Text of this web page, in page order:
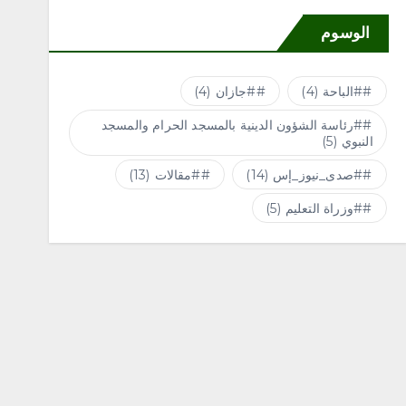
الوسوم
#الباحة (4) #جازان (4)
#رئاسة الشؤون الدينية بالمسجد الحرام والمسجد
النبوي (5)
#صدى_نيوز_إس (14) #مقالات (13)
#وزراة التعليم (5)